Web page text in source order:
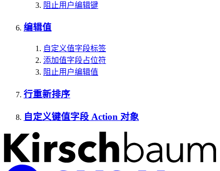
阻止用户编辑键
编辑值
自定义值字段标签
添加值字段占位符
阻止用户编辑值
行重新排序
自定义键值字段 Action 对象